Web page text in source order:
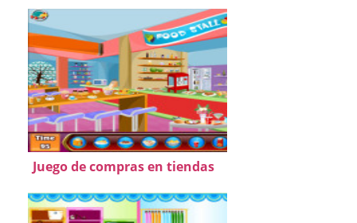
Juego de compras en tiendas